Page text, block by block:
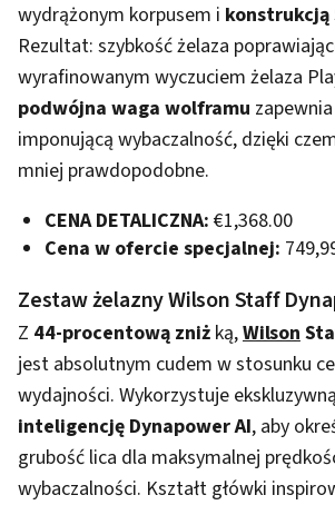
wydrążonym korpusem i konstrukcją
Rezultat: szybkość żelaza
wyrafinowanym wyczuciem żelaza
podwójna waga wolframu
imponującą wybaczalność, dzięki
mniej prawdopodobne.
CENA DETALICZNA: €1,368.00
Cena w ofercie specjalnej:
Zestaw żelazny Wilson Staff
Z 44-procentową zniż ką,Wilson
jest absolutnym cudem w stosunku
wydajności. Wykorzystuje ekskluzywną
inteligencję Dynapower AI, aby
grubość lica dla maksymalnej
wybaczalności. Kształt główki